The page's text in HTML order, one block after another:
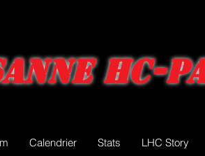
HC-
Calendrier Stats LHC Story